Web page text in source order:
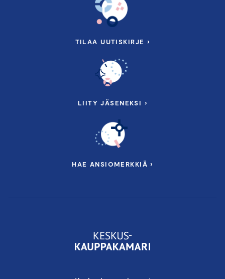
TILAA UUTISKIRJE ›
LIITY JÄSENEKSI ›
HAE ANSIOMERKKIÄ ›